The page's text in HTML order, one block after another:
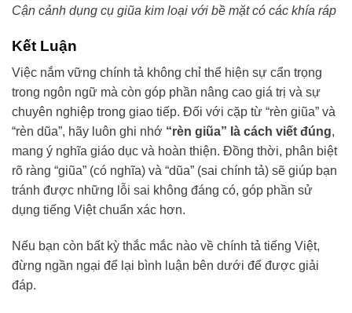
Cận cảnh dụng cụ giũa kim loại với bề mặt có các khía ráp
Kết Luận
Việc nắm vững chính tả không chỉ thể hiện sự cẩn trọng
trong ngôn ngữ mà còn góp phần nâng cao giá trị và sự
chuyên nghiệp trong giao tiếp. Đối với cặp từ “rèn giũa” và
“rèn dũa”, hãy luôn ghi nhớ “rèn giũa” là cách viết đúng,
mang ý nghĩa giáo dục và hoàn thiện. Đồng thời, phân biệt
rõ ràng “giũa” (có nghĩa) và “dũa” (sai chính tả) sẽ giúp bạn
tránh được những lỗi sai không đáng có, góp phần sử
dụng tiếng Việt chuẩn xác hơn.
Nếu bạn còn bất kỳ thắc mắc nào về chính tả tiếng Việt,
đừng ngần ngại để lại bình luận bên dưới để được giải
đáp.